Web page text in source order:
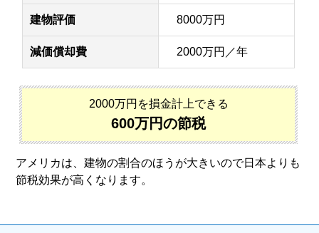
建物評価 8000万円
減価償却費 2000万円／年
2000万円を損金計上できる
600万円の節税
アメリカは、建物の割合のほうが大きいので日本よりも
節税効果が高くなります。